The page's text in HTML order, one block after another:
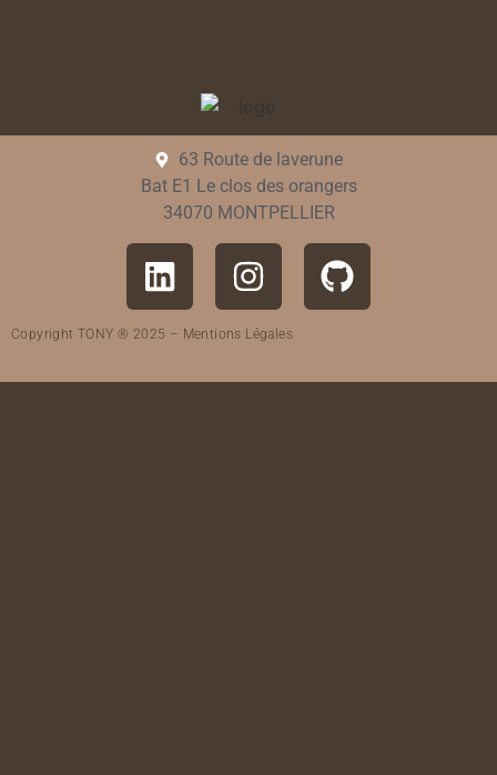
63 Route de laverune
Bat E1 Le clos des orangers
34070 MONTPELLIER
Copyright TONY ® 2025 – Mentions Légales